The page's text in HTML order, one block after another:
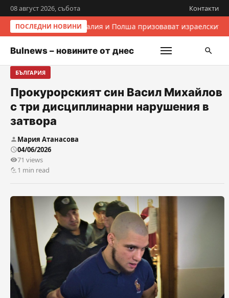
08 август 2026, събота Контакти
ПОСЛЕДНИ НОВИНИИталия и Полша призовават
Bulnews – новините от днес
БЪЛГАРИЯ
Прокурорският син Васил Михайлов
с три дисциплинарни нарушения в
затвора
Мария Атанасова
04/06/2026
71 views
1 min read